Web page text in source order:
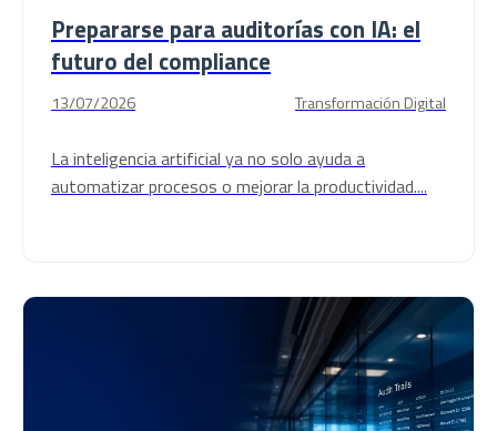
Prepararse para auditorías con IA: el
futuro del compliance
13/07/2026 Transformación Digital
La inteligencia artificial ya no solo ayuda a
automatizar procesos o mejorar la productividad....